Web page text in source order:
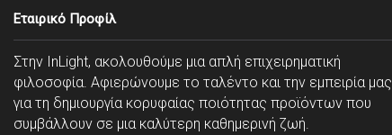
Εταιρικό Προφίλ
Στην InLight, ακολουθούμε μια απλή επιχειρηματική
φιλοσοφία. Αφιερώνουμε το ταλέντο και την εμπειρία μας
για τη δημιουργία κορυφαίας ποιότητας προϊόντων που
συμβάλλουν σε μια καλύτερη καθημερινή ζωή.